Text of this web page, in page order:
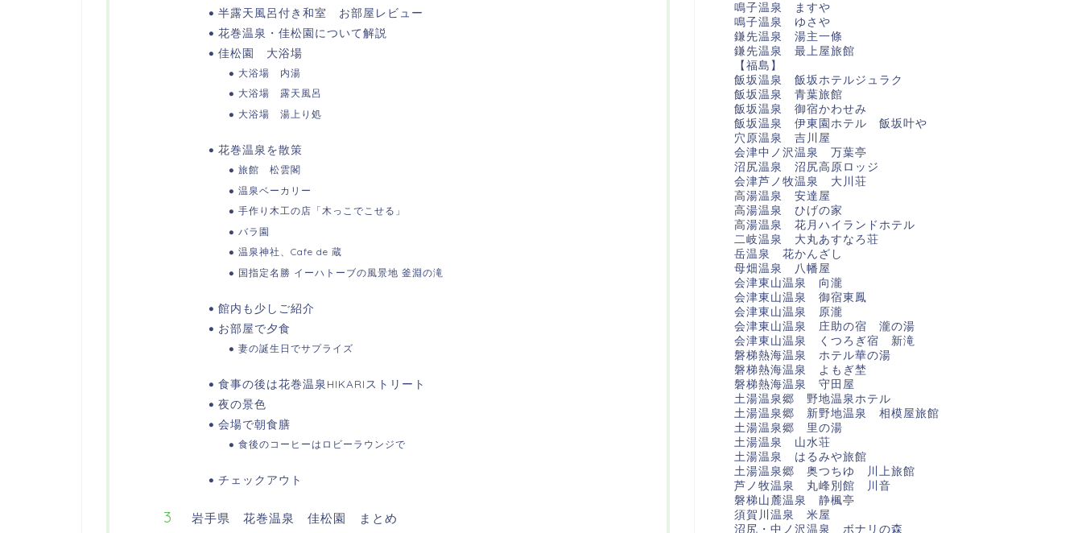
半露天風呂付き和室 お部屋レビュー
花巻温泉・佳松園について解説
佳松園 大浴場
大浴場 内湯
大浴場 露天風呂
大浴場 湯上り処
花巻温泉を散策
旅館 松雲閣
温泉ベーカリー
手作り木工の店「木っこでこせる」
バラ園
温泉神社、Cafe de 蔵
国指定名勝 イーハトーブの風景地 釜淵の滝
館内も少しご紹介
お部屋で夕食
妻の誕生日でサプライズ
食事の後は花巻温泉HIKARIストリート
夜の景色
会場で朝食膳
食後のコーヒーはロビーラウンジで
チェックアウト
岩手県 花巻温泉 佳松園 まとめ
鳴子温泉 ますや
鳴子温泉 ゆさや
鎌先温泉 湯主一條
鎌先温泉 最上屋旅館
【福島】
飯坂温泉 飯坂ホテルジュラク
飯坂温泉 青葉旅館
飯坂温泉 御宿かわせみ
飯坂温泉 伊東園ホテル 飯坂叶や
穴原温泉 吉川屋
会津中ノ沢温泉 万葉亭
沼尻温泉 沼尻高原ロッジ
会津芦ノ牧温泉 大川荘
高湯温泉 安達屋
高湯温泉 ひげの家
高湯温泉 花月ハイランドホテル
二岐温泉 大丸あすなろ荘
岳温泉 花かんざし
母畑温泉 八幡屋
会津東山温泉 向瀧
会津東山温泉 御宿東鳳
会津東山温泉 原瀧
会津東山温泉 庄助の宿 瀧の湯
会津東山温泉 くつろぎ宿 新滝
磐梯熱海温泉 ホテル華の湯
磐梯熱海温泉 よもぎ埜
磐梯熱海温泉 守田屋
土湯温泉郷 野地温泉ホテル
土湯温泉郷 新野地温泉 相模屋旅館
土湯温泉郷 里の湯
土湯温泉 山水荘
土湯温泉 はるみや旅館
土湯温泉郷 奥つちゆ 川上旅館
芦ノ牧温泉 丸峰別館 川音
磐梯山麓温泉 静楓亭
須賀川温泉 米屋
沼尻・中ノ沢温泉 ボナリの森